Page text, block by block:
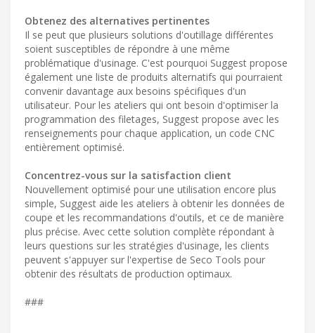
Obtenez des alternatives pertinentes
Il se peut que plusieurs solutions d'outillage différentes
soient susceptibles de répondre à une même
problématique d'usinage. C'est pourquoi Suggest propose
également une liste de produits alternatifs qui pourraient
convenir davantage aux besoins spécifiques d'un
utilisateur. Pour les ateliers qui ont besoin d'optimiser la
programmation des filetages, Suggest propose avec les
renseignements pour chaque application, un code CNC
entièrement optimisé.
Concentrez-vous sur la satisfaction client
Nouvellement optimisé pour une utilisation encore plus
simple, Suggest aide les ateliers à obtenir les données de
coupe et les recommandations d'outils, et ce de manière
plus précise. Avec cette solution complète répondant à
leurs questions sur les stratégies d'usinage, les clients
peuvent s'appuyer sur l'expertise de Seco Tools pour
obtenir des résultats de production optimaux.
###